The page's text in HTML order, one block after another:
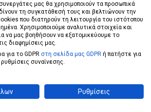
Αφρόλουτρο Ορχιδέα με
2,49 €
μας θα χρησιμοποιούν τα προσωπικά
τη συγκατάθεσή τους και βελτιώνουν την
που διατηρούν τη λειτουργία του ιστότοπου
Χρησιμοποιούμε αναλυτικά στοιχεία και
να μας βοηθήσουν να εξατομικεύουμε το
διαφημίσεις μας.
για το GDPR στη σελίδα μας GDPR ή πατήστε για
συναίνεσης.
Ρυθμίσεις